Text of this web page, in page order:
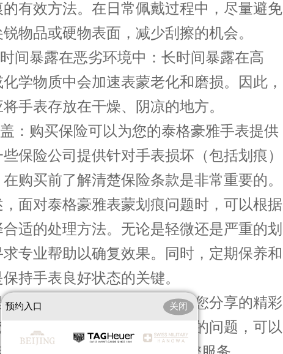
有效方法。在日常佩戴过程中，尽量避免
物品或硬物表面，减少刮擦的机会。
暴露在恶劣环境中：长时间暴露在高
学物质中会加速表蒙老化和磨损。因此，
手表存放在干燥、阴凉的地方。
购买保险可以为您的泰格豪雅手表提供
保险公司提供针对手表损坏（包括划痕）
购买前了解清楚保险条款是非常重要的。
对泰格豪雅表蒙划痕问题时，可以根据
适的处理方法。无论是轻微还是严重的划
专业帮助以确复效果。同时，定期保养和
持手表良好状态的关键。
北京泰格豪雅保养服务中心为您分享的精彩
有其他关于手表维护和保养的问题，可以
预约入口 关闭